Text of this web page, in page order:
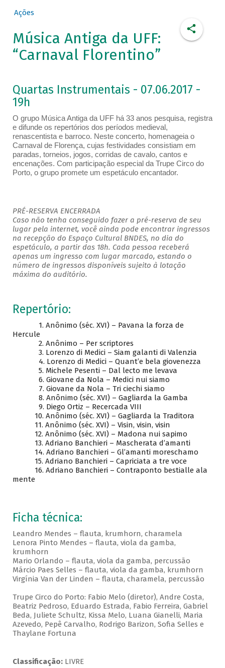
Ações
Música Antiga da UFF:
“Carnaval Florentino”
Quartas Instrumentais - 07.06.2017 -
19h
O grupo Música Antiga da UFF há 33 anos pesquisa, registra
e difunde os repertórios dos períodos medieval,
renascentista e barroco. Neste concerto, homenageia o
Carnaval de Florença, cujas festividades consistiam em
paradas, torneios, jogos, corridas de cavalo, cantos e
encenações. Com participação especial da Trupe Circo do
Porto, o grupo promete um espetáculo encantador.
PRÉ-RESERVA ENCERRADA
Caso não tenha conseguido fazer a pré-reserva de seu
lugar pela internet, você ainda pode encontrar ingressos
na recepção do Espaço Cultural BNDES, no dia do
espetáculo, a partir das 18h. Cada pessoa receberá
apenas um ingresso com lugar marcado, estando o
número de ingressos disponíveis sujeito à lotação
máxima do auditório.
Repertório:
1. Anônimo (séc. XVI) – Pavana la forza de
Hercule
2. Anônimo – Per scriptores
3. Lorenzo di Medici – Siam galanti di Valenzia
4. Lorenzo di Medici – Quant’e bela giovenezza
5. Michele Pesenti – Dal lecto me levava
6. Giovane da Nola – Medici nui siamo
7. Giovane da Nola – Tri ciechi siamo
8. Anônimo (séc. XVI) – Gagliarda la Gamba
9. Diego Ortiz – Recercada VIII
10. Anônimo (séc. XVI) – Gagliarda la Traditora
11. Anônimo (séc. XVI) – Visin, visin, visin
12. Anônimo (séc. XVI) – Madona nui sapimo
13. Adriano Banchieri – Mascherata d’amanti
14. Adriano Banchieri – Gl’amanti moreschamo
15. Adriano Banchieri – Capriciata a tre voce
16. Adriano Banchieri – Contraponto bestialle ala
mente
Ficha técnica:
Leandro Mendes – flauta, krumhorn, charamela
Lenora Pinto Mendes – flauta, viola da gamba,
krumhorn
Mario Orlando – flauta, viola da gamba, percussão
Márcio Paes Selles – flauta, viola da gamba, krumhorn
Virgínia Van der Linden – flauta, charamela, percussão
Trupe Circo do Porto: Fabio Melo (diretor), Andre Costa,
Beatriz Pedroso, Eduardo Estrada, Fabio Ferreira, Gabriel
Beda, Juliete Schultz, Kissa Melo, Luana Gianelli, Maria
Azevedo, Pepê Carvalho, Rodrigo Barizon, Sofia Selles e
Thaylane Fortuna
Classificação:LIVRE